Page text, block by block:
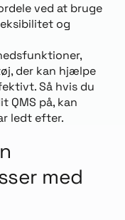
ved at bruge
og
der kan hjælpe
Så hvis du
QMS på, kan
ledt efter.
med